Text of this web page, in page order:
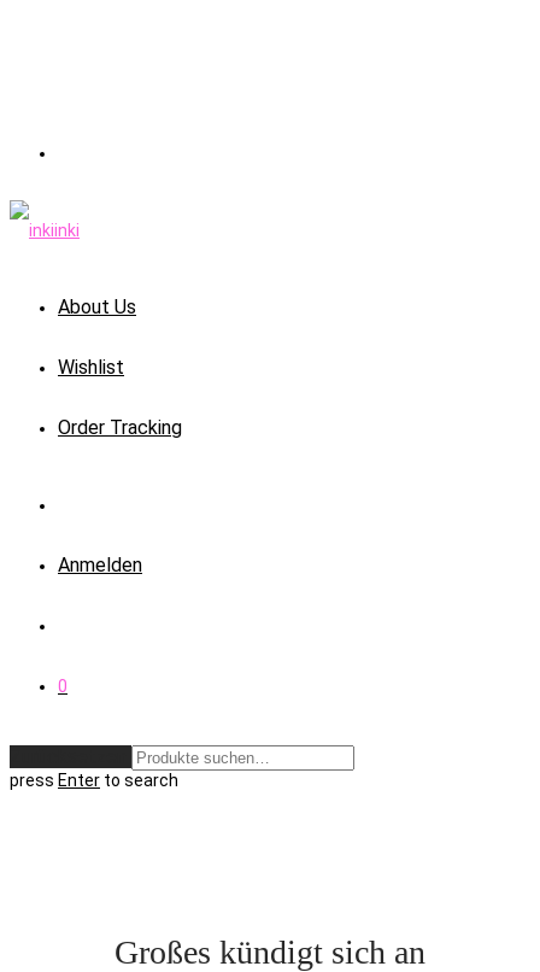
About Us
Wishlist
Order Tracking
Anmelden
0
press Enter to search
Großes kündigt sich an